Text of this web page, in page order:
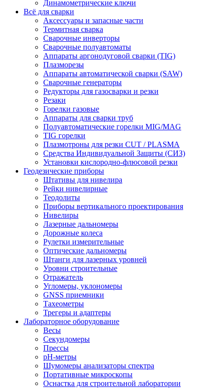
Динамометрические ключи
Всё для сварки
Аксессуары и запасные части
Термитная сварка
Сварочные инверторы
Сварочные полуавтоматы
Аппараты аргонодуговой сварки (TIG)
Плазморезы
Аппараты автоматической сварки (SAW)
Сварочные генераторы
Редукторы для газосварки и резки
Резаки
Горелки газовые
Аппараты для сварки труб
Полуавтоматические горелки MIG/MAG
TIG горелки
Плазмотроны для резки CUT / PLASMA
Средства Индивидуальной Защиты (СИЗ)
Установки кислородно-флюсовой резки
Геодезические приборы
Штативы для нивелира
Рейки нивелирные
Теодолиты
Приборы вертикального проектирования
Нивелиры
Лазерные дальномеры
Дорожные колеса
Рулетки измерительные
Оптические дальномеры
Штанги для лазерных уровней
Уровни строительные
Отражатель
Угломеры, уклономеры
GNSS приемники
Тахеометры
Трегеры и адаптеры
Лабораторное оборудование
Весы
Секундомеры
Прессы
pH-метры
Шумомеры анализаторы спектра
Портативные микроскопы
Оснастка для строительной лаборатории